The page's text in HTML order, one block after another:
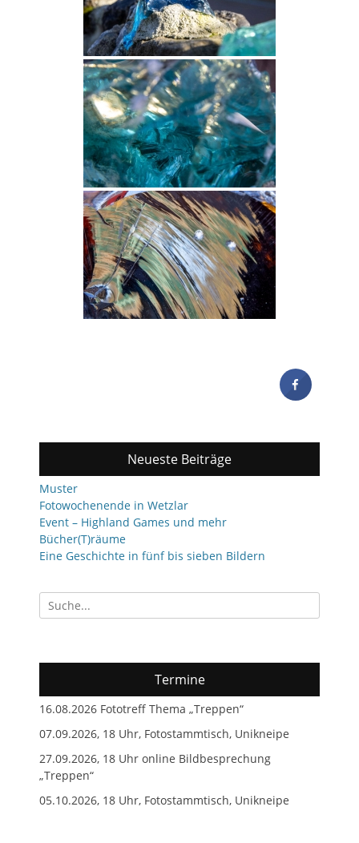
Neueste Beiträge
Muster
Fotowochenende in Wetzlar
Event – Highland Games und mehr
Bücher(T)räume
Eine Geschichte in fünf bis sieben Bildern
Suchen
nach:
Termine
16.08.2026 Fototreff Thema „Treppen“
07.09.2026, 18 Uhr, Fotostammtisch, Unikneipe
27.09.2026, 18 Uhr online Bildbesprechung
„Treppen“
05.10.2026, 18 Uhr, Fotostammtisch, Unikneipe